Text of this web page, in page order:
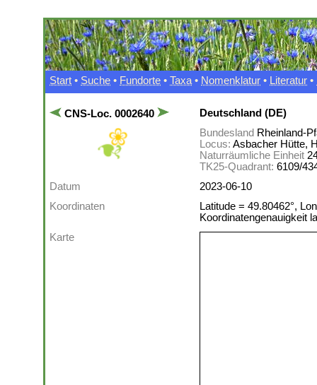
Start • Suche • Fundorte • Taxa • Nomenklatur • Literatur •
CNS-Loc. 0002640
Deutschland (DE)
Bundesland Rheinland-
Locus: Asbacher Hütte,
Naturräumliche Einheit
TK25-Quadrant: 6109/
Datum
2023-06-10
Koordinaten
Latitude = 49.80462°,
Koordinatengenauigkeit
Karte